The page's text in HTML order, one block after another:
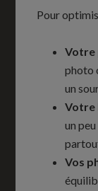
Pour
Votre
photo
un
Votre
un
Vos